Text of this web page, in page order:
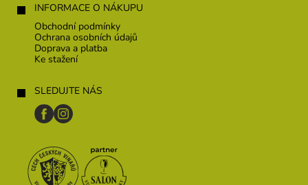
INFORMACE O NÁKUPU
Obchodní podmínky
Ochrana osobních údajů
Doprava a platba
Ke stažení
SLEDUJTE NÁS